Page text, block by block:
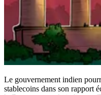
Le gouvernement indien
stablecoins dans son rapport